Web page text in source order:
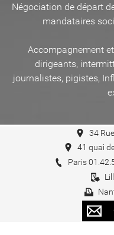
Négociation de départ
mandataires
Accompagnement
dirigeants,
journalistes, pigistes,
34
41 quai
Paris